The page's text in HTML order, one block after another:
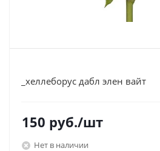
_хеллеборус дабл элен вайт
150 руб./шт
Нет в наличии